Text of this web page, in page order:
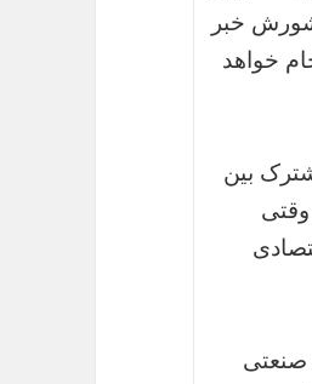
خبر
خواهد
بین
صنعتی